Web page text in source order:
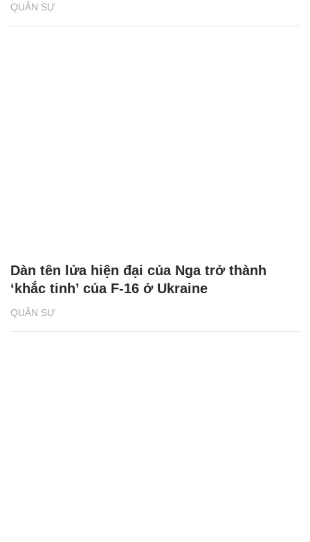
QUÂN SỰ
QUÂN SỰ
Dàn tên lửa hiện đại của Nga trở thành
‘khắc tinh’ của F-16 ở Ukraine